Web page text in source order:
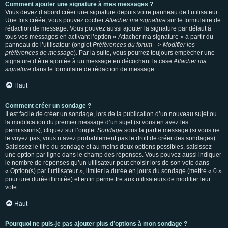
Comment ajouter une signature à mes messages ?
Vous devez d’abord créer une signature depuis votre panneau de l’utilisateur.
Une fois créée, vous pouvez cocherAttacher ma signature sur le formulaire de
rédaction de message. Vous pouvez aussi ajouter la signature par défaut à
tous vos messages en activant l’option « Attacher ma signature » à partir du
panneau de l’utilisateur (ongletPréférences du forum --> Modifier les
préférences de message). Par la suite, vous pourrez toujours empêcher une
signature d’être ajoutée à un message en décochant la caseAttacher ma
signature dans le formulaire de rédaction de message.
Haut
Comment créer un sondage ?
Il est facile de créer un sondage, lors de la publication d’un nouveau sujet ou
la modification du premier message d’un sujet (si vous en avez les
permissions), cliquez sur l’ongletSondage sous la partie message (si vous ne
le voyez pas, vous n’avez probablement pas le droit de créer des sondages).
Saisissez le titre du sondage et au moins deux options possibles, saisissez
une option par ligne dans le champ des réponses. Vous pouvez aussi indiquer
le nombre de réponses qu’un utilisateur peut choisir lors de son vote dans
« Option(s) par l’utilisateur », limiter la durée en jours du sondage (mettre « 0 »
pour une durée illimitée) et enfin permettre aux utilisateurs de modifier leur
vote.
Haut
Pourquoi ne puis-je pas ajouter plus d’options à mon sondage ?